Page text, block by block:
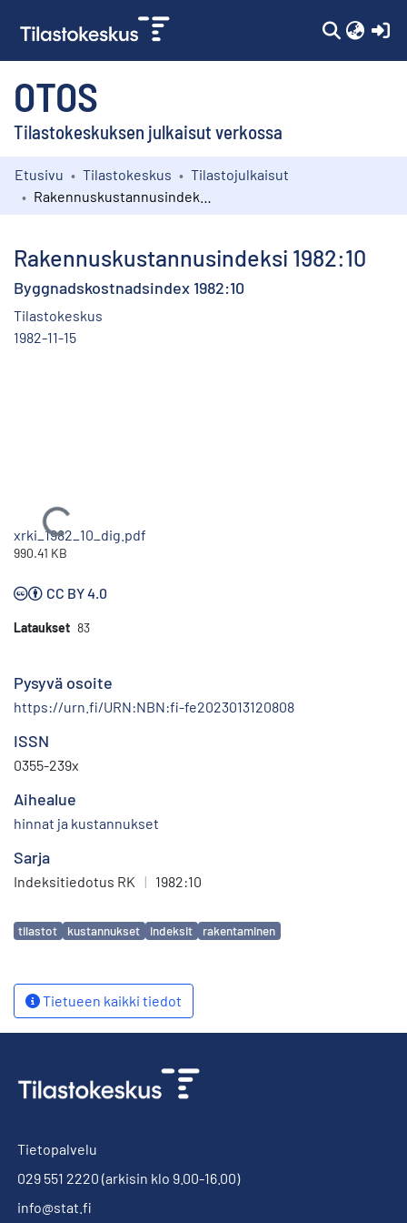
OTOS
Tilastokeskuksen julkaisut verkossa
Kokoelmat
Etusivu Tilastokeskus
Tilastojulkaisut
Rakennuskustannusindeksi 1982:10
Byggnadskostnadsindex 1982:10
Tilastokeskus
1982-11-15
Ladataan...
xrki_1982_10_dig.pdf
990.41 KB
CC BY 4.0
Lataukset 83
Pysyvä osoite
https://urn.fi/URN:NBN:fi-fe2023013120808
ISSN
0355-239x
Aihealue
hinnat ja kustannukset
Sarja
Indeksitiedotus RK | 1982:10
Avainsanat
tilastot kustannukset indeksit rakentaminen
Tietueen kaikki tiedot
Tietopalvelu
029 551 2220 (arkisin klo 9.00-16.00)
info@stat.fi